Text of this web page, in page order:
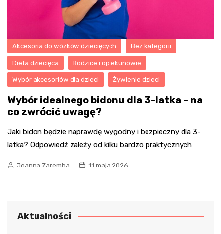
Akcesoria do wózków dziecięcych Bez kategorii
Dieta dziecięca Rodzice i opiekunowie
Wybór akcesoriów dla dzieci Żywienie dzieci
Wybór idealnego bidonu dla 3-latka – na
co zwrócić uwagę?
Jaki bidon będzie naprawdę wygodny i bezpieczny dla 3-
latka? Odpowiedź zależy od kilku bardzo praktycznych
Joanna Zaremba 11 maja 2026
Aktualności